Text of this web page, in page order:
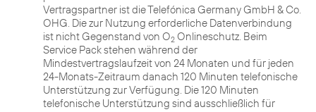
Vertragspartner ist die Telefónica Germany GmbH & Co.
OHG. Die zur Nutzung erforderliche Datenverbindung
ist nicht Gegenstand von O2 Onlineschutz. Beim
Service Pack stehen während der
Mindestvertragslaufzeit von 24 Monaten und für jeden
24-Monats-Zeitraum danach 120 Minuten telefonische
Unterstützung zur Verfügung. Die 120 Minuten
telefonische Unterstützung sind ausschließlich für